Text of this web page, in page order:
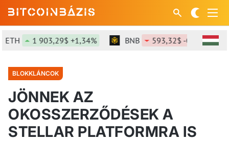
1 903,29$ +1,34% BNB 593,32$ -0,95%
BLOKKLÁNCOK
JÖNNEK AZ
OKOSSZERZŐDÉSEK A
STELLAR PLATFORMRA IS